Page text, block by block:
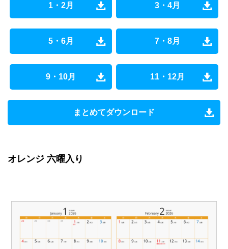
1・2月 3・4月
5・6月 7・8月
9・10月 11・12月
まとめてダウンロード
オレンジ 六曜入り